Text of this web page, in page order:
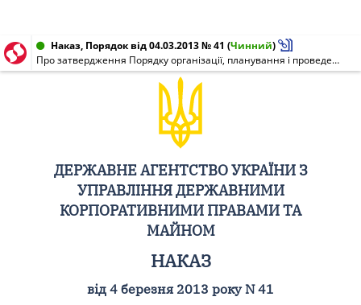
Наказ, Порядок від 04.03.2013 № 41 (Чинний)
Про затвердження Порядку організації, планування і проведення внутрішніх аудитів в системі Державного агентства України з управління державними корпоративними правами та майном
ДЕРЖАВНЕ АГЕНТСТВО УКРАЇНИ З
УПРАВЛІННЯ ДЕРЖАВНИМИ
КОРПОРАТИВНИМИ ПРАВАМИ ТА
МАЙНОМ
НАКАЗ
від 4 березня 2013 року N 41